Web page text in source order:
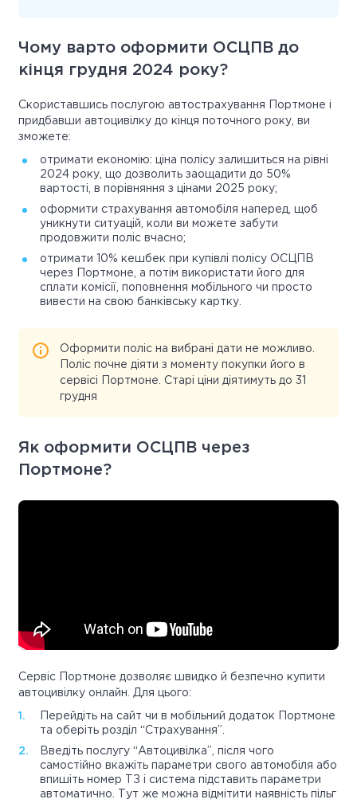
Чому варто оформити ОСЦПВ до
кінця грудня 2024 року?
Скориставшись послугою автострахування Портмоне і
придбавши автоцивілку до кінця поточного року, ви
зможете:
отримати економію: ціна полісу залишиться на рівні
2024 року, що дозволить заощадити до 50%
вартості, в порівняння з цінами 2025 року;
оформити страхування автомобіля наперед, щоб
уникнути ситуацій, коли ви можете забути
продовжити поліс вчасно;
отримати 10% кешбек при купівлі полісу ОСЦПВ
через Портмоне, а потім використати його для
сплати комісії, поповнення мобільного чи просто
вивести на свою банківську картку.
Оформити поліс на вибрані дати не можливо.
Поліс почне діяти з моменту покупки його в
сервісі Портмоне. Старі ціни діятимуть до 31
грудня
Як оформити ОСЦПВ через
Портмоне?
Сервіс Портмоне дозволяє швидко й безпечно купити
автоцивілку онлайн. Для цього:
Перейдіть на сайт чи в мобільний додаток Портмоне
та оберіть розділ “Страхування”.
Введіть послугу “Автоцивілка”, після чого
самостійно вкажіть параметри свого автомобіля або
впишіть номер ТЗ і система підставить параметри
автоматично. Тут же можна відмітити наявність пільг